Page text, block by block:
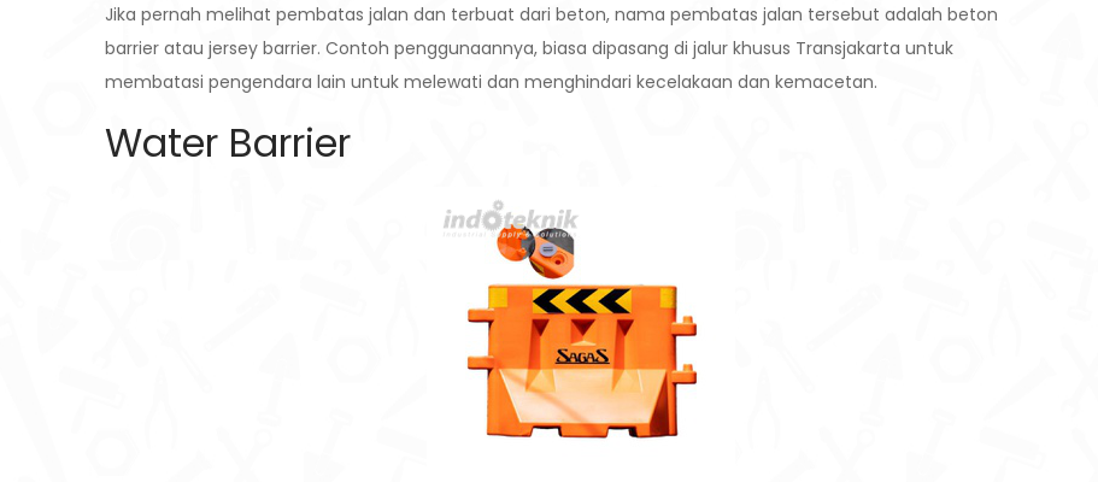
Jika pernah melihat pembatas jalan dan terbuat dari beton, nama pembatas jalan tersebut adalah beton
barrier atau jersey barrier. Contoh penggunaannya, biasa dipasang di jalur khusus Transjakarta untuk
membatasi pengendara lain untuk melewati dan menghindari kecelakaan dan kemacetan.
Water Barrier